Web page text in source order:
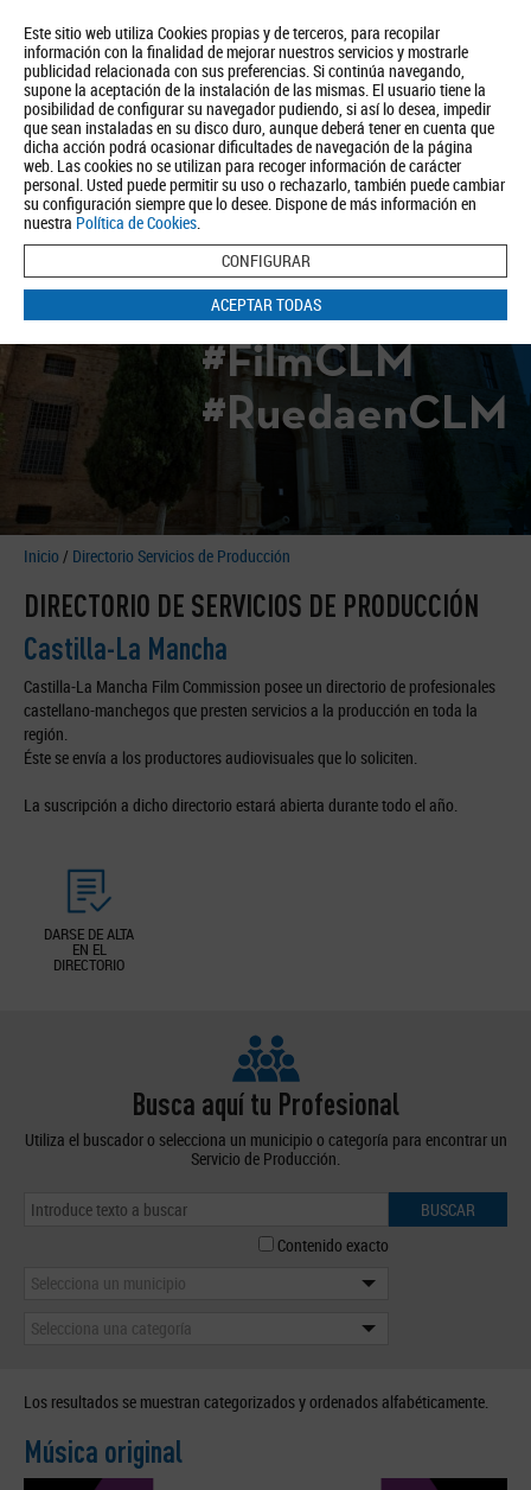
Este sitio web utiliza Cookies propias y de terceros, para recopilar
información con la finalidad de mejorar nuestros servicios y mostrarle
publicidad relacionada con sus preferencias. Si continúa navegando,
supone la aceptación de la instalación de las mismas. El usuario tiene la
posibilidad de configurar su navegador pudiendo, si así lo desea, impedir
que sean instaladas en su disco duro, aunque deberá tener en cuenta que
dicha acción podrá ocasionar dificultades de navegación de la página
web. Las cookies no se utilizan para recoger información de carácter
personal. Usted puede permitir su uso o rechazarlo, también puede cambiar
su configuración siempre que lo desee. Dispone de más información en
nuestra Política de Cookies.
CONFIGURAR
ACEPTAR TODAS
Quiénes somos Turismo Política de Privacidad Aviso Legal
Política de Cookies
BUSCAR
#FilmCLM
#RuedaenCLM
Inicio / Directorio Servicios de Producción
DIRECTORIO DE SERVICIOS DE PRODUCCIÓN
Castilla-La Mancha
Castilla-La Mancha Film Commission posee un directorio de profesionales
castellano-manchegos que presten servicios a la producción en toda la
región.
Éste se envía a los productores audiovisuales que lo soliciten.
La suscripción a dicho directorio estará abierta durante todo el año.
DARSE DE ALTA
EN EL
DIRECTORIO
Busca aquí tu Profesional
Utiliza el buscador o selecciona un municipio o categoría para encontrar un
Servicio de Producción.
BUSCAR
Contenido exacto
Selecciona un municipio
Selecciona una categoría
Los resultados se muestran categorizados y ordenados alfabéticamente.
Música original